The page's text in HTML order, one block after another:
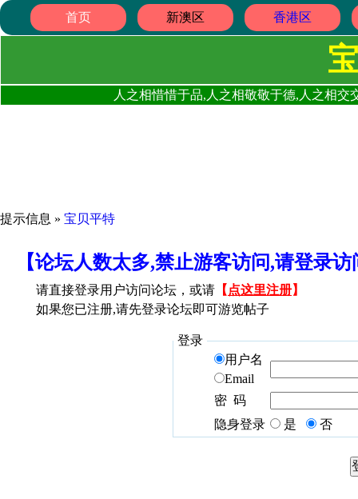
首页 新澳区 香港区
人之相惜惜于品,人之相敬敬于德,人之相
提示信息 » 宝贝平特
【论坛人数太多,禁止游客访问,请登录
请直接登录用户访问论坛，或请 【 点这里注册】
如果您已注册,请先登录论坛即可游览帖子
登录
用户名
Email
密 码
隐身登录
是 否